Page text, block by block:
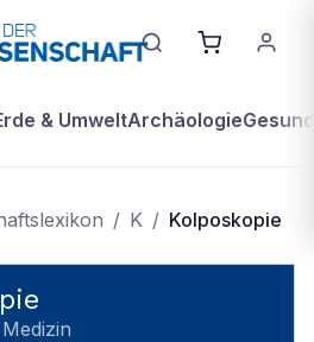
& UmweltArchäologie
/ K / Kolposkopie